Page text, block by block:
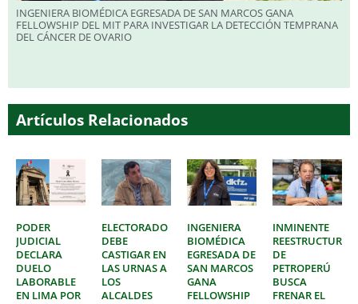
INGENIERA BIOMÉDICA EGRESADA DE SAN MARCOS GANA
FELLOWSHIP DEL MIT PARA INVESTIGAR LA DETECCIÓN TEMPRANA
DEL CÁNCER DE OVARIO
Artículos Relacionados
PODER
JUDICIAL
DECLARA
DUELO
LABORABLE
EN LIMA POR
ELECTORADO
DEBE
CASTIGAR EN
LAS URNAS A
LOS
ALCALDES
INGENIERA
BIOMÉDICA
EGRESADA DE
SAN MARCOS
GANA
FELLOWSHIP
INMINENTE
DE
PETROPERÚ
BUSCA
FRENAR EL